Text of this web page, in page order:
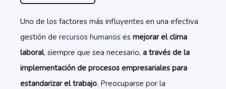
Uno de los factores más influyentes en una efectiva
gestión de recursos humanos es mejorar el clima
laboral, siempre que sea necesario, a través de la
implementación de procesos empresariales para
estandarizar el trabajo. Preocuparse por la